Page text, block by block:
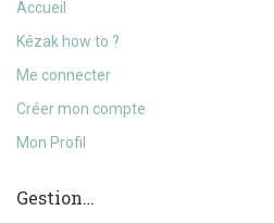
Accueil
Kézak how to ?
Me connecter
Créer mon compte
Mon Profil
Gestion…